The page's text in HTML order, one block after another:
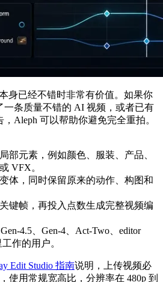
身已经不错时非常有价值。如果你
一条质量不错的 AI 视频，或者已有
Aleph 可以帮助你避免完全重拍。
部元素，例如颜色、服装、产品、
VFX。
体，同时保留原来的动作、构图和
键帧，再投入点数生成完整视频编
4.5、Gen-4、Act-Two、editor
作的用户。
Edit Studio 指南说明，上传视频必
使用常规宽高比，分辨率在 480p 到